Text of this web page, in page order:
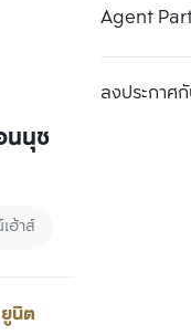
Agent
ลงประกาศกั
นนุช
ฮ้าส์
นิต